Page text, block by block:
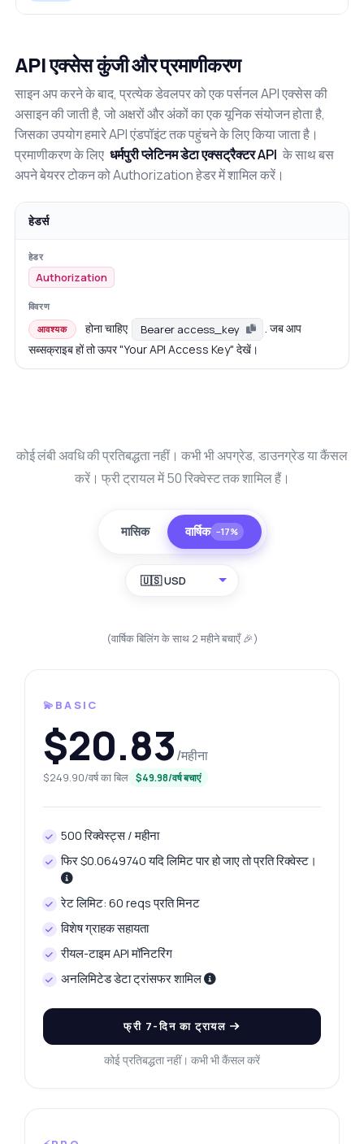
API एक्सेस कुंजी और प्रमाणीकरण
साइन अप करने के बाद, प्रत्येक डेवलपर को एक पर्सनल API एक्सेस की
असाइन की जाती है, जो अक्षरों और अंकों का एक यूनिक संयोजन होता है,
जिसका उपयोग हमारे API एंडपॉइंट तक पहुंचने के लिए किया जाता है।
प्रमाणीकरण के लिए धर्मपुरी प्लेटिनम डेटा एक्सट्रैक्टर API के साथ बस
अपने बेयरर टोकन को Authorization हेडर में शामिल करें।
हेडर्स
Authorization
आवश्यक होना चाहिए Bearer access_key
. जब आप
सब्सक्राइब हों तो ऊपर "Your API Access Key" देखें।
कोई लंबी अवधि की प्रतिबद्धता नहीं। कभी भी अपग्रेड, डाउनग्रेड या कैंसल
करें। फ्री ट्रायल में 50 रिक्वेस्ट तक शामिल हैं।
मासिक वार्षिक −17%
🇺🇸 USD
(वार्षिक बिलिंग के साथ 2 महीने बचाएँ 🎉)
💫BASIC
$20.83/महीना
$249.90/वर्ष का बिल $49.98/वर्ष बचाएं
500 रिक्वेस्ट्स / महीना
फिर $0.0649740 यदि लिमिट पार हो जाए तो प्रति रिक्वेस्ट।
रेट लिमिट: 60 reqs प्रति मिनट
विशेष ग्राहक सहायता
रीयल-टाइम API मॉनिटरिंग
अनलिमिटेड डेटा ट्रांसफर शामिल
फ्री 7-दिन का ट्रायल
कोई प्रतिबद्धता नहीं। कभी भी कैंसल करें